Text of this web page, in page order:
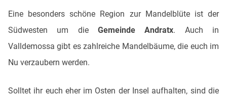
Eine besonders schöne Region zur Mandelblüte ist der
Südwesten um die Gemeinde Andratx. Auch in
Valldemossa gibt es zahlreiche Mandelbäume, die euch im
Nu verzaubern werden.
Solltet ihr euch eher im Osten der Insel aufhalten, sind die